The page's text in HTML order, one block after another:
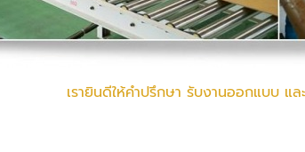
เรายินดีให้คำปรึกษา รับงานออกแบบ แ